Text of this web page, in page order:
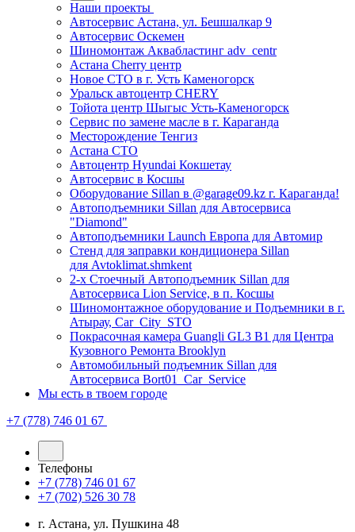
Наши проекты
Автосервис Астана, ул. Бешшалкар 9
Автосервис Оскемен
Шиномонтаж Аквабластинг adv_centr
Астана Cherry центр
Новое СТО в г. Усть Каменогорск
Уральск автоцентр CHERY
Тойота центр Шыгыс Усть-Каменогорск
Сервис по замене масле в г. Караганда
Месторождение Тенгиз
Астана СТО
Автоцентр Hyundai Кокшетау
Автосервис в Косшы
Оборудование Sillan в @garage09.kz г. Караганда!
Автоподъемники Sillan для Автосервиса
"Diamond"
Автоподъемники Launch Европа для Автомир
Стенд для заправки кондиционера Sillan
для Avtoklimat.shmkent
2-х Стоечный Автоподъемник Sillan для
Автосервиса Lion Service, в п. Косшы
Шиномонтажное оборудование и Подъемники в г.
Атырау, Car_City_STO
Покрасочная камера Guangli GL3 B1 для Центра
Кузовного Ремонта Brooklyn
Автомобильный подъемник Sillan для
Автосервиса Bort01_Car_Service
Мы есть в твоем городе
+7 (778) 746 01 67
Телефоны
+7 (778) 746 01 67
+7 (702) 526 30 78
г. Астана, ул. Пушкина 48